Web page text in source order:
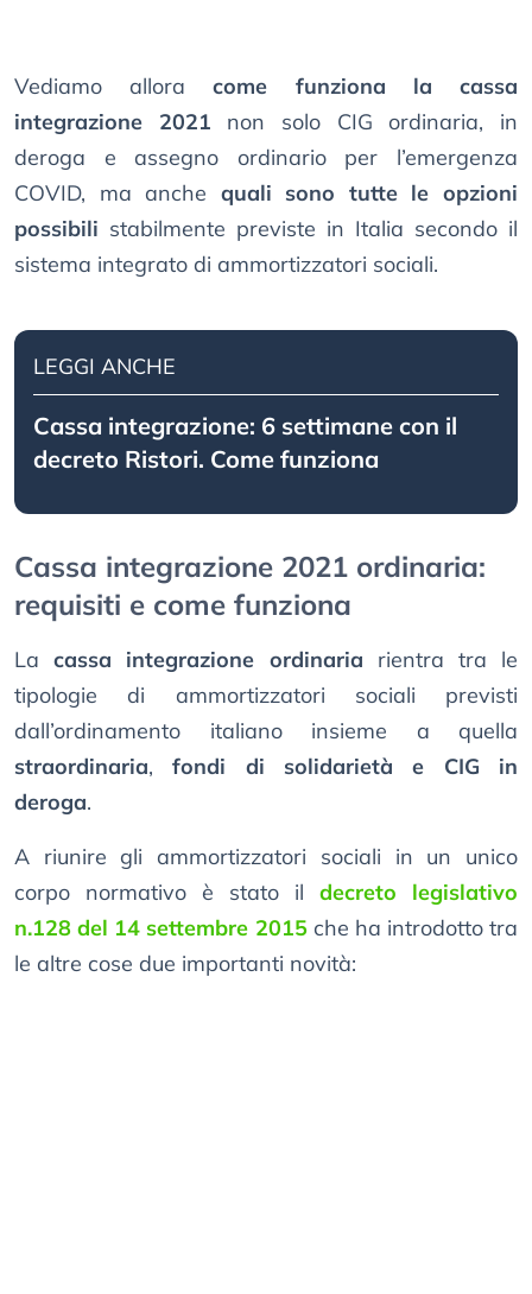
Vediamo alloracome funziona la cassa
integrazione 2021 non solo CIG ordinaria, in
deroga e assegno ordinario per l’emergenza
COVID, ma anche quali sono tutte le opzioni
possibili stabilmente previste in Italia secondo il
sistema integrato di ammortizzatori sociali.
LEGGI ANCHE
Cassa integrazione: 6 settimane con il
decreto Ristori. Come funziona
Cassa integrazione 2021 ordinaria:
requisiti e come funziona
Lacassa integrazione ordinaria rientra tra le
tipologie di ammortizzatori sociali previsti
dall’ordinamento italiano insieme a quella
straordinaria,fondi di solidarietà e CIG in
deroga.
A riunire gli ammortizzatori sociali in un unico
corpo normativo è stato il decreto legislativo
n.128 del 14 settembre 2015che ha introdotto tra
le altre cose due importanti novità: